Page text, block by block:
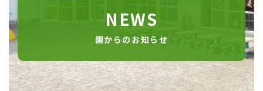
NEWS
園からのお知らせ